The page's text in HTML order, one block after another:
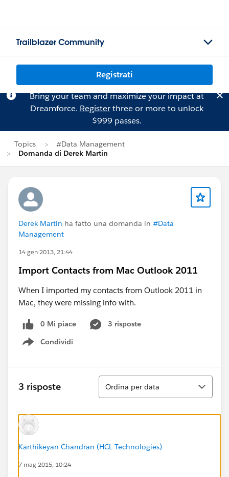
Trailblazer Community
Registrati
Bring your team and maximize your impact at
Dreamforce. Registerthree or more to unlock
$999 passes.
Topics
#Data Management
Domanda di Derek Martin
Derek Martin ha fatto una domanda in #Data
Management
14 gen 2013, 21:44
Import Contacts from Mac Outlook 2011
When I imported my contacts from Outlook 2011 in
Mac, they were missing info with.
0 Mi piace
3 risposte
Condividi
Show menu
3 risposte
Ordina
Ordina per data
Karthikeyan Chandran (HCL Technologies)
7 mag 2015, 10:24